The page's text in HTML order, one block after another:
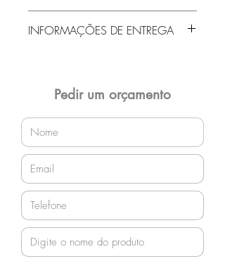
INFORMAÇÕES DE ENTREGA
orçamento!Pedir um orçamento